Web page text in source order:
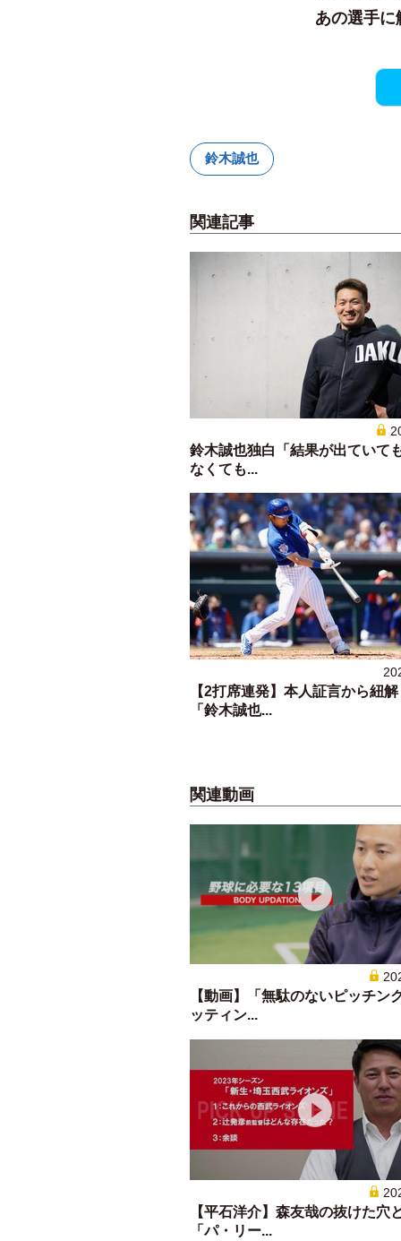
あの選手
鈴木誠也
関連記事
鈴木誠也独白「結果が出ていて
なくても...
【2打席連発】本人証言から紐
「鈴木誠也...
関連動画
【動画】「無駄のないピッチン
ッティン...
【平石洋介】森友哉の抜けた穴
「パ・リー...